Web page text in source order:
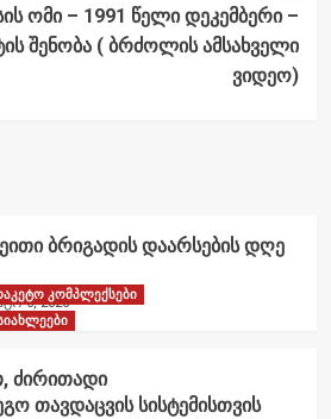
ომი – 1991 წელი დეკემბერი –
შენობა ( ბრძოლის ამსახველი
ვიდეო)
ბრიგადის დაარსების დღე
6, 2026
კომპლექსები
ძირითადი
თავდაცვის სისტემისთვის